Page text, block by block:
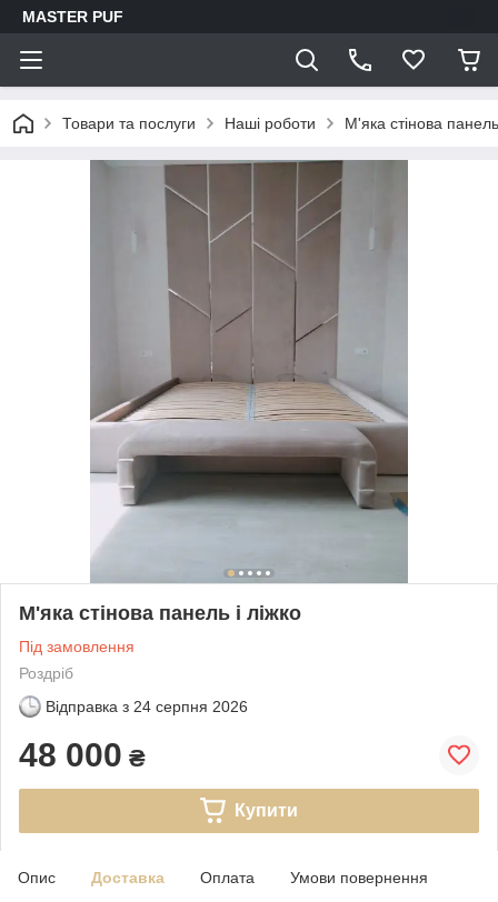
MASTER PUF
Товари та послуги Наші роботи М'яка стінова панель
М'яка стінова панель і ліжко
Під замовлення
Роздріб
Відправка з 24 серпня 2026
48 000 ₴
Купити
Опис Доставка Оплата Умови повернення